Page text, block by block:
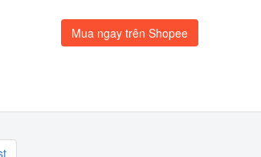
Mua ngay trên Shopee